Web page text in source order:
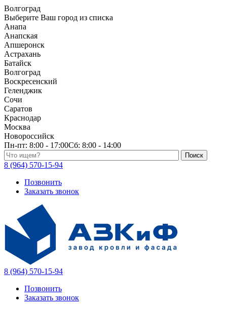
Волгоград
Выберите Ваш город из списка
Анапа
Анапская
Апшеронск
Астрахань
Батайск
Волгоград
Воскресенский
Геленджик
Сочи
Саратов
Краснодар
Москва
Новороссийск
Пн-пт: 8:00 - 17:00Сб: 8:00 - 14:00
Поиск по каталогу
8 (964) 570-15-94
Позвонить
Заказать звонок
8 (964) 570-15-94
Позвонить
Заказать звонок